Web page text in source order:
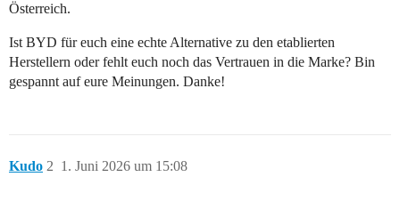
Österreich.
Ist BYD für euch eine echte Alternative zu den etablierten
Herstellern oder fehlt euch noch das Vertrauen in die Marke? Bin
gespannt auf eure Meinungen. Danke!
Kudo 1. Juni 2026 um 15:08
2